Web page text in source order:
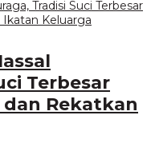
Terbesar
Rekatkan